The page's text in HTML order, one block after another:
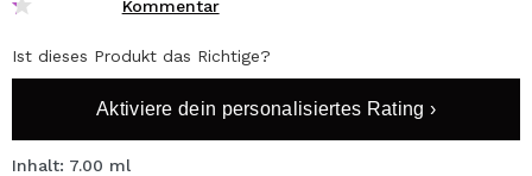
Kommentar
Ist dieses Produkt das Richtige?
Aktiviere dein personalisiertes Rating ›
Inhalt: 7.00 ml